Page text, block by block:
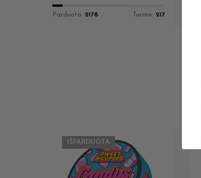
Parduota: 2178 Turime: 217
IŠPARDUOTA